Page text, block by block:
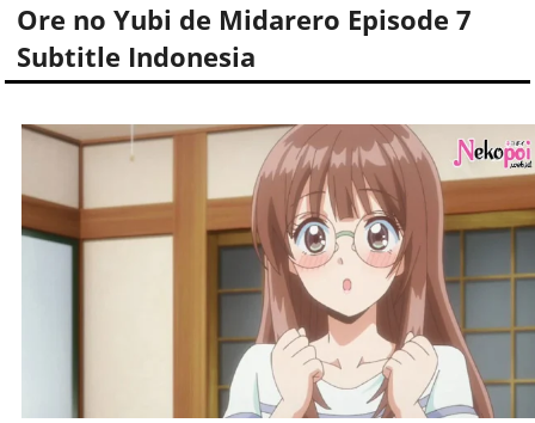
Ore no Yubi de Midarero Episode 7
Subtitle Indonesia